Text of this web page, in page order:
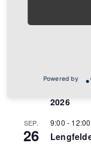
22
26
2026
SEP.
26
9:00 - 12:00
Powered by